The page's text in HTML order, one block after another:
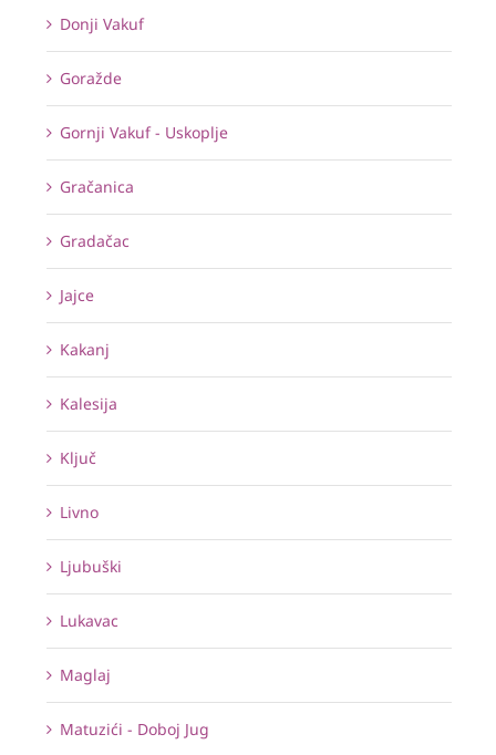
Donji Vakuf
Goražde
Gornji Vakuf - Uskoplje
Gračanica
Gradačac
Jajce
Kakanj
Kalesija
Ključ
Livno
Ljubuški
Lukavac
Maglaj
Matuzići - Doboj Jug